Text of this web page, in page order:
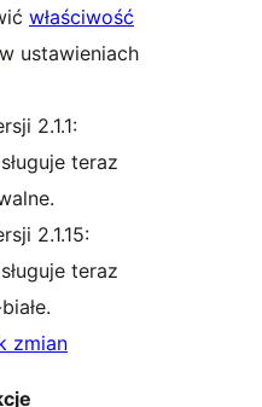
właściwość
w ustawieniach
2.1.1:
teraz
2.1.15:
teraz
zmian